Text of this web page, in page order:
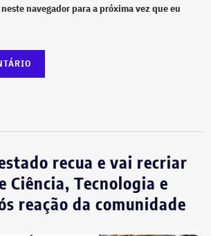
navegador para a próxima vez que eu
recua e vai recriar
Ciência, Tecnologia e
reação da comunidade